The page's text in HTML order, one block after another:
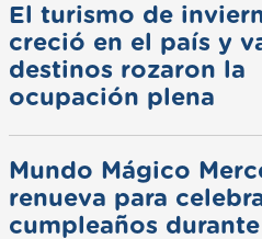
El turismo de
creció en el país y
destinos rozaron la
ocupación plena
Mundo Mágico
renueva para
cumpleaños